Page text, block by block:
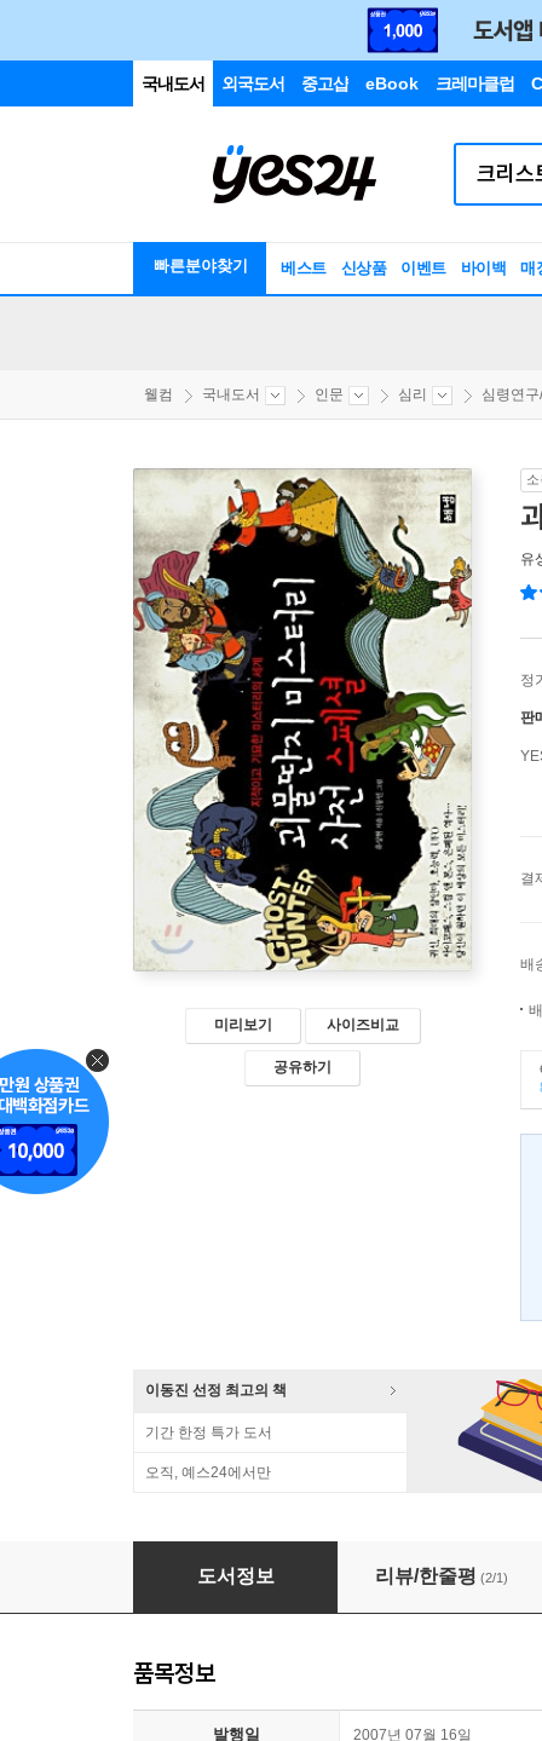
국내도서 외국도서 중고샵 eBook 크레마클럽
빠른분야찾기 베스트 신상품 이벤트 바이백 매
웰컴 국내도서 인문 심리 심령연
미리보기 사이즈비교
공유하기
유
정
판
결
배
이동진 선정 최고의 책
기간 한정 특가 도서
오직, 예스24에서만
괴물딴지 미스터리 사전 스페셜
도서정보 리뷰/한줄평 (2/1)
품목정보
발행일 2007년 07월 16일